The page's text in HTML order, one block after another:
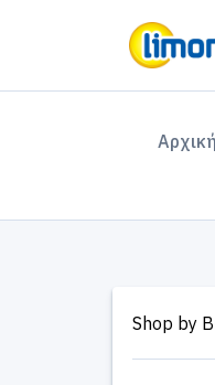
Αρχική
Shop by